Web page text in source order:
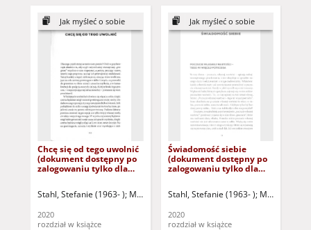
Jak myśleć o sobie
Chcę się od tego uwolnić
(dokument dostępny po
zalogowaniu tylko dla
Stahl, Stefanie (1963- ) Miłkowska, Sylwia - tł. Książkiewicz, Marta - tł.
2020
rozdział w książce
Jak myśleć o sobie
Świadomość siebie
(dokument dostępny po
zalogowaniu tylko dla
Stahl, Stefanie (1963- ) Miłkowska,
2020
rozdział w książce